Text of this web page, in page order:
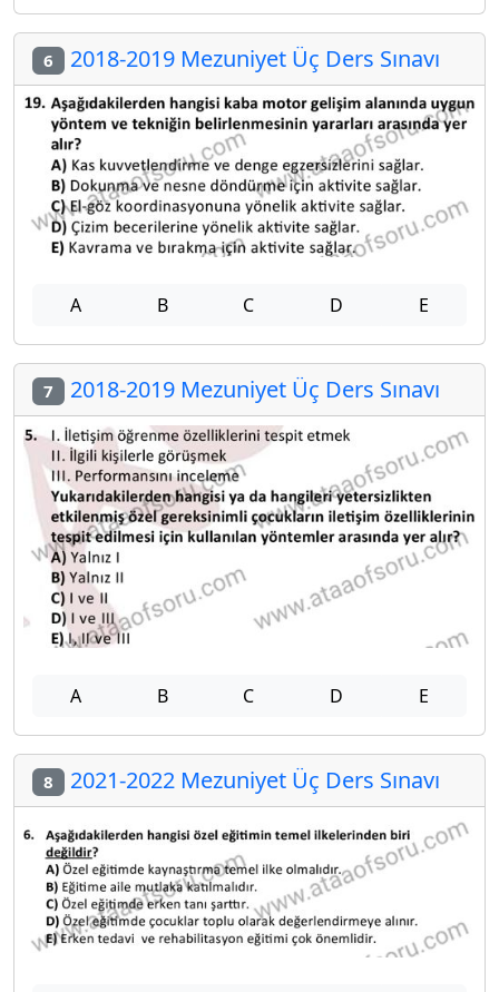
6 2018-2019 Mezuniyet Üç Ders Sınavı
A B C D E
7 2018-2019 Mezuniyet Üç Ders Sınavı
A B C D E
8 2021-2022 Mezuniyet Üç Ders Sınavı